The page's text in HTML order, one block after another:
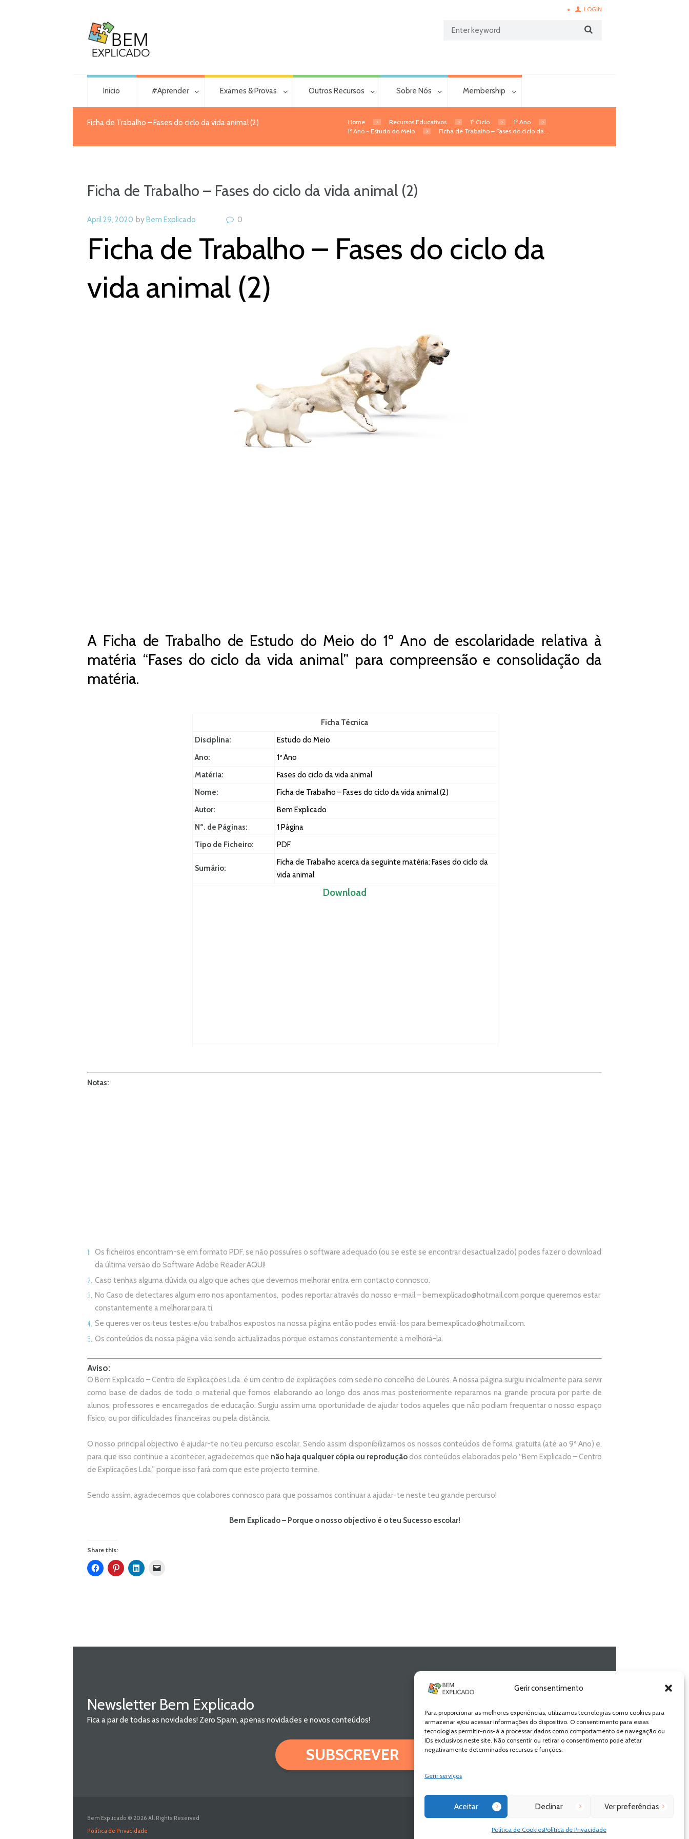
Gerir consentimento
Para proporcionar as melhores experiências, utilizamos tecnologias como cookies para
armazenar e/ou acessar informações do dispositivo. O consentimento para essas
tecnologias permitir-nos-à a processar dados como comportamento de navegação ou
IDs exclusivos neste site. Não consentir ou retirar o consentimento pode afetar
negativamente determinados recursos e funções.
Gerir serviços
Aceitar Declinar Ver preferências
Política de CookiesPolítica de Privacidade
LOGIN
Início #Aprender Exames & Provas Outros Recursos Sobre Nós Membership
Ficha de Trabalho – Fases do ciclo da vida animal (2) Home Recursos Educativos 1º Ciclo
1º Ano
1º Ano - Estudo do Meio
Ficha de Trabalho – Fases do ciclo da...
Ficha de Trabalho – Fases do ciclo da vida animal (2)
April 29, 2020 byBem Explicado 0
Ficha de Trabalho – Fases do ciclo da
vida animal (2)
A Ficha de Trabalho de Estudo do Meio do 1º Ano de escolaridade relativa à
matéria “Fases do ciclo da vida animal” para compreensão e consolidação da
matéria.
Ficha Técnica
Disciplina:
Estudo do Meio
Ano:
1º Ano
Matéria:
Fases do ciclo da vida animal
Nome:
Ficha de Trabalho – Fases do ciclo da vida animal (2)
Autor:
Bem Explicado
Nº. de Páginas:
1 Página
Tipo de Ficheiro:
PDF
Sumário:
Ficha de Trabalho acerca da seguinte matéria: Fases do ciclo da
vida animal
Download
Notas:
Os ficheiros encontram-se em formato PDF, se não possuíres o software adequado (ou se este se encontrar desactualizado) podes fazer o download
da última versão do Software Adobe ReaderAQUI!
Caso tenhas alguma dúvida ou algo que aches que devemos melhorar entra em contacto connosco.
No Caso de detectares algum erro nos apontamentos, podes reportar através do nosso e-mail – bemexplicado@hotmail.com porque queremos estar
constantemente a melhorar para ti.
Se queres ver os teus testes e/ou trabalhos expostos na nossa página então podes enviá-los para bemexplicado@hotmail.com.
Os conteúdos da nossa página vão sendo actualizados porque estamos constantemente a melhorá-la.
Aviso:
O Bem Explicado – Centro de Explicações Lda. é um centro de explicações com sede no concelho de Loures. A nossa página surgiu inicialmente para servir
como base de dados de todo o material que fomos elaborando ao longo dos anos mas posteriormente reparamos na grande procura por parte de
alunos, professores e encarregados de educação. Surgiu assim uma oportunidade de ajudar todos aqueles que não podiam frequentar o nosso espaço
físico, ou por dificuldades financeiras ou pela distância.
O nosso principal objectivo é ajudar-te no teu percurso escolar. Sendo assim disponibilizamos os nossos conteúdos de forma gratuita (até ao 9º Ano) e,
para que isso continue a acontecer, agradecemos que não haja qualquer cópia ou reprodução dos conteúdos elaborados pelo “Bem Explicado – Centro
de Explicações Lda.” porque isso fará com que este projecto termine.
Sendo assim, agradecemos que colabores connosco para que possamos continuar a ajudar-te neste teu grande percurso!
Bem Explicado – Porque o nosso objectivo é o teu Sucesso escolar!
Share this:
Newsletter Bem Explicado
Fica a par de todas as novidades! Zero Spam, apenas novidades e novos conteúdos!
SUBSCREVER
Bem Explicado © 2026 All Rights Reserved
Política de Privacidade